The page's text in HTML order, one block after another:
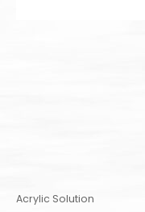
Acrylic Solution